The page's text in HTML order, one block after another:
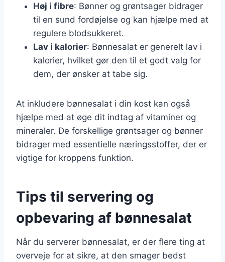
Høj i fibre: Bønner og grøntsager bidrager
til en sund fordøjelse og kan hjælpe med at
regulere blodsukkeret.
Lav i kalorier: Bønnesalat er generelt lav i
kalorier, hvilket gør den til et godt valg for
dem, der ønsker at tabe sig.
At inkludere bønnesalat i din kost kan også
hjælpe med at øge dit indtag af vitaminer og
mineraler. De forskellige grøntsager og bønner
bidrager med essentielle næringsstoffer, der er
vigtige for kroppens funktion.
Tips til servering og
opbevaring af bønnesalat
Når du serverer bønnesalat, er der flere ting at
overveje for at sikre, at den smager bedst